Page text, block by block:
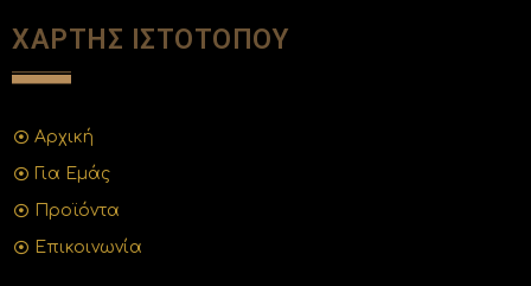
ΧΑΡΤΗΣ ΙΣΤΟΤΟΠΟΥ
Αρχική
Για Εμάς
Προϊόντα
Επικοινωνία